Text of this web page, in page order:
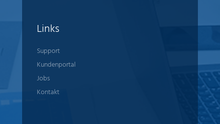
Links
Support
Kundenportal
Jobs
Kontakt